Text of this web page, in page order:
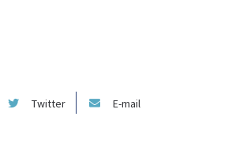
Twitter E-mail